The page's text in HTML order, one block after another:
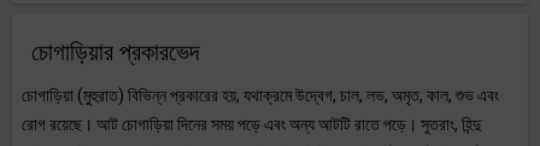
চোগাড়িয়ার প্রকারভেদ
চোগাড়িয়া (মুহুরাত) বিভিন্ন প্রকারের হয়, যথাক্রমে উদ্বেগ, চাল, লভ, অমৃত, কাল, শুভ এবং
রোগ রয়েছে। আট চোগাড়িয়া দিনের সময় পড়ে এবং অন্য আটটি রাতে পড়ে। সুতরাং, হিন্দু